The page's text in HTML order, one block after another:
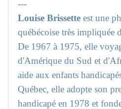
---
Louise Brissette est une
québécoise très impliquée
De 1967 à 1975, elle
d'Amérique du Sud et
aide aux enfants
Québec, elle adopte son
handicapé en 1978 et